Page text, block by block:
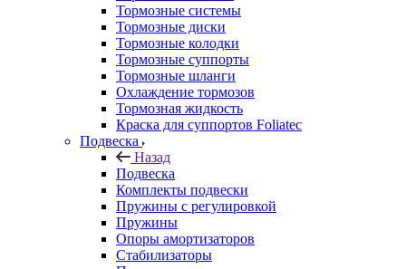
Тормозные системы
Тормозные диски
Тормозные колодки
Тормозные суппорты
Тормозные шланги
Охлаждение тормозов
Тормозная жидкость
Краска для суппортов Foliatec
Подвеска
Назад
Подвеска
Комплекты подвески
Пружины с регулировкой
Пружины
Опоры амортизаторов
Стабилизаторы